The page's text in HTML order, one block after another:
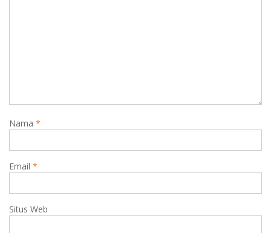
Nama *
Email *
Situs Web